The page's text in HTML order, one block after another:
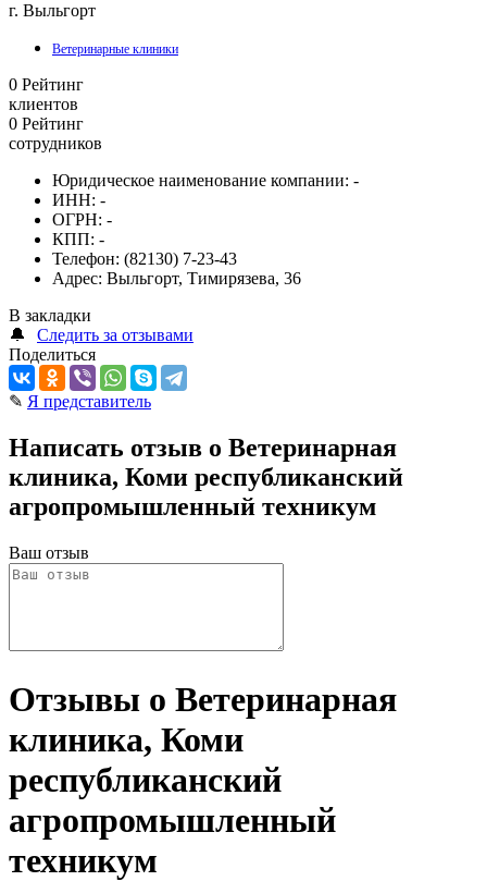
г. Выльгорт
Ветеринарные клиники
0 Рейтинг
клиентов
0 Рейтинг
сотрудников
Юридическое наименование компании: -
ИНН: -
ОГРН: -
КПП: -
Телефон: (82130) 7-23-43
Адрес: Выльгорт, Тимирязева, 36
В закладки
🔔
Следить за отзывами
Поделиться
✎ Я представитель
Написать отзыв о Ветеринарная
клиника, Коми республиканский
агропромышленный техникум
Ваш отзыв
Отзывы о Ветеринарная
клиника, Коми
республиканский
агропромышленный
техникум